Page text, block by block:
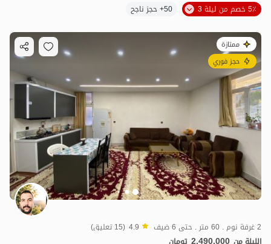
5٪ خصم من ليلة 3
50+ حجز ناجح
ممتازة
حجز فوري
2 غرفة نوم . 60 متر . حتى 6 ضيف 4.9 (15 تعليق)
الليلة من
تومان